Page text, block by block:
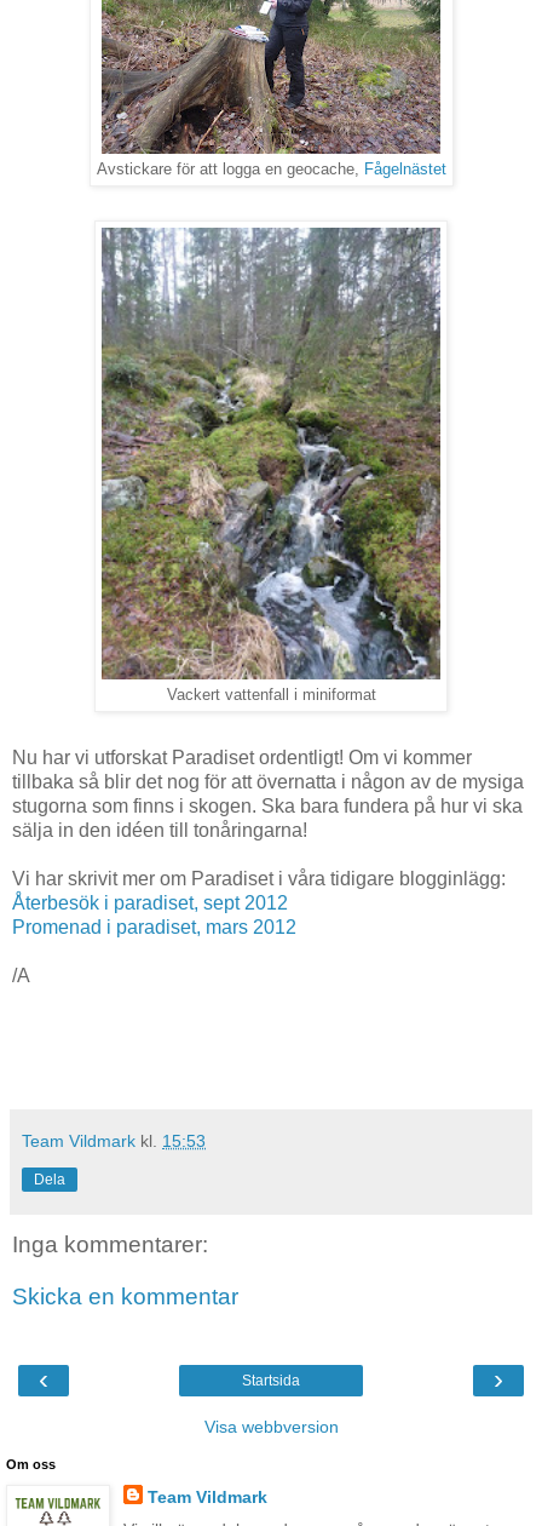
Avstickare för att logga en geocache, Fågelnästet
Vackert vattenfall i miniformat
Nu har vi utforskat Paradiset ordentligt! Om vi kommer
tillbaka så blir det nog för att övernatta i någon av de mysiga
stugorna som finns i skogen. Ska bara fundera på hur vi ska
sälja in den idéen till tonåringarna!
Vi har skrivit mer om Paradiset i våra tidigare blogginlägg:
Återbesök i paradiset, sept 2012
Promenad i paradiset, mars 2012
/A
Team Vildmark kl. 15:53
Dela
Inga kommentarer:
Skicka en kommentar
‹ ›
Startsida
Visa webbversion
Om oss
Team Vildmark